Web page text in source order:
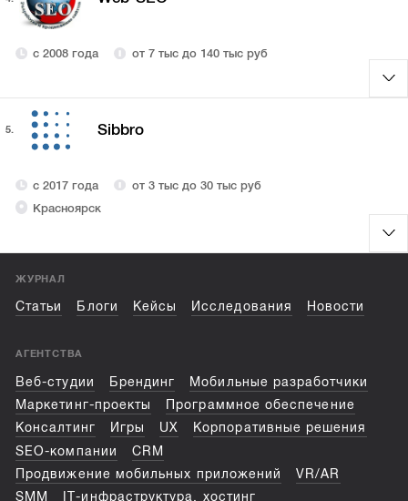
с 2008 года от 7 тыс до 140 тыс руб
5. Sibbro
с 2017 года
от 3 тыс до 30 тыс руб
Красноярск
ЖУРНАЛ
Статьи Блоги Кейсы Исследования Новости
АГЕНТСТВА
Веб-студии Брендинг
Мобильные разработчики
Маркетинг-проекты
Программное обеспечение
Консалтинг
Игры UX
Корпоративные решения
SEO-компании
CRM
Продвижение мобильных приложений
VR/AR
SMM
IT-инфраструктура, хостинг